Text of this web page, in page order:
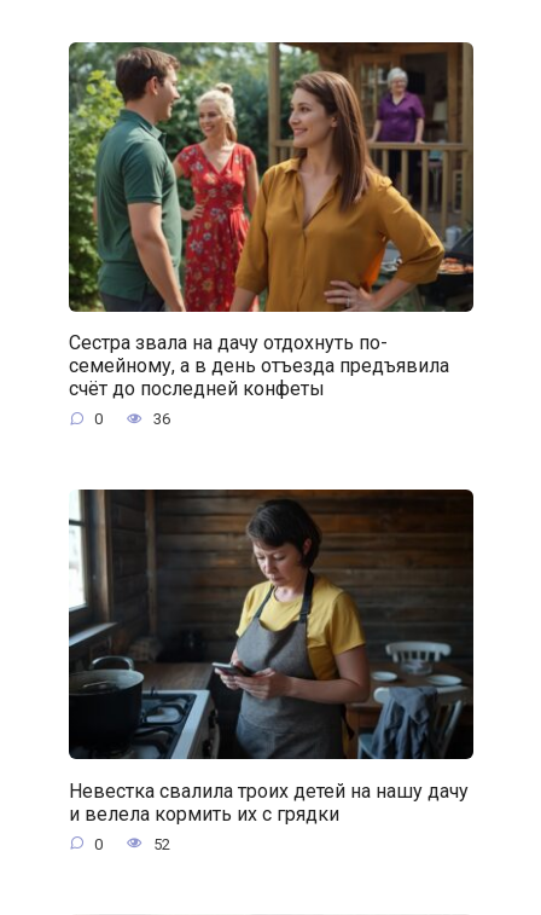
Сестра звала на дачу отдохнуть по-
семейному, а в день отъезда предъявила
счёт до последней конфеты
0 36
Невестка свалила троих детей на нашу дачу
и велела кормить их с грядки
0 52